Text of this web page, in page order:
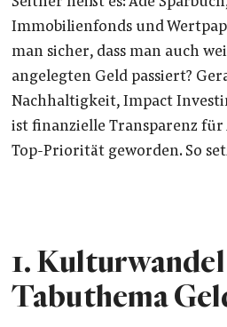
Immobilienfonds und
man sicher, dass man auch
angelegten Geld passiert?
Nachhaltigkeit, Impact
ist finanzielle Transparenz
Top-Priorität geworden. So
1. Kulturwandel
Tabuthema